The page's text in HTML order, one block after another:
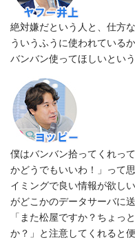
絶対嫌だという人と、仕方
ういうふうに使われている
バンバン使ってほしいとい
僕はバンバン拾ってくれっ
かどうでもいいわ！」って
イミングで良い情報が欲し
がどこかのデータサーバに
「また松屋ですか？ちょっ
か？」と注意してくれると